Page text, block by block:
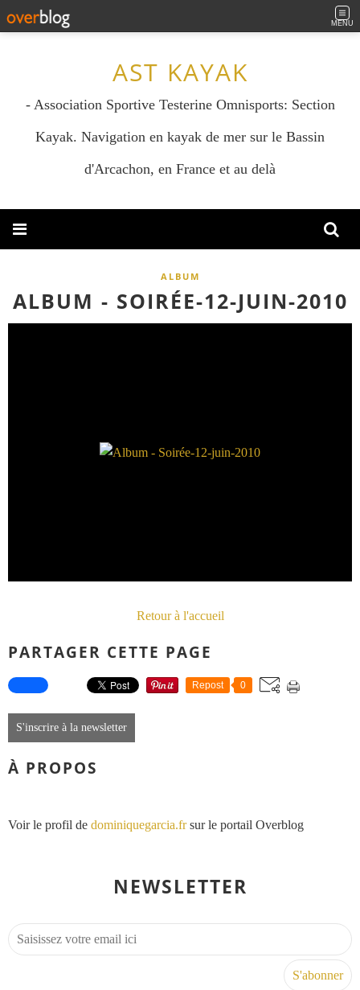
MENU
AST KAYAK
- Association Sportive Testerine Omnisports: Section
Kayak. Navigation en kayak de mer sur le Bassin
d'Arcachon, en France et au delà
ALBUM
ALBUM - SOIRÉE-12-JUIN-2010
Retour à l'accueil
PARTAGER CETTE PAGE
Repost 0
S'inscrire à la newsletter
À PROPOS
Voir le profil de dominiquegarcia.frsur le portail Overblog
NEWSLETTER